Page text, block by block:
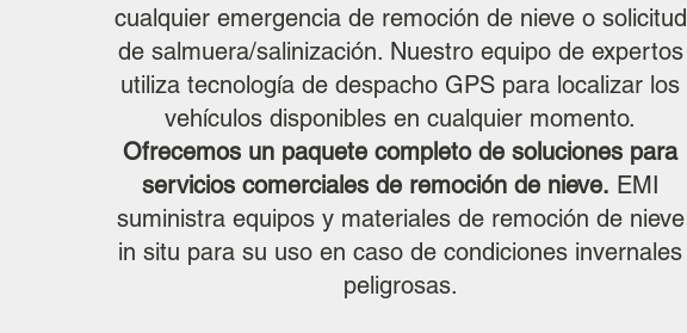
cualquier emergencia de remoción de nieve o solicitud
de salmuera/salinización. Nuestro equipo de expertos
utiliza tecnología de despacho GPS para localizar los
vehículos disponibles en cualquier momento.
Ofrecemos un paquete completo de soluciones para
servicios comerciales de remoción de nieve. EMI
suministra equipos y materiales de remoción de nieve
in situ para su uso en caso de condiciones invernales
peligrosas.